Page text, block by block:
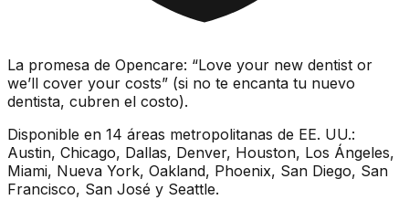
La promesa de Opencare: “Love your new dentist or
we’ll cover your costs” (si no te encanta tu nuevo
dentista, cubren el costo).
Disponible en 14 áreas metropolitanas de EE. UU.:
Austin, Chicago, Dallas, Denver, Houston, Los Ángeles,
Miami, Nueva York, Oakland, Phoenix, San Diego, San
Francisco, San José y Seattle.